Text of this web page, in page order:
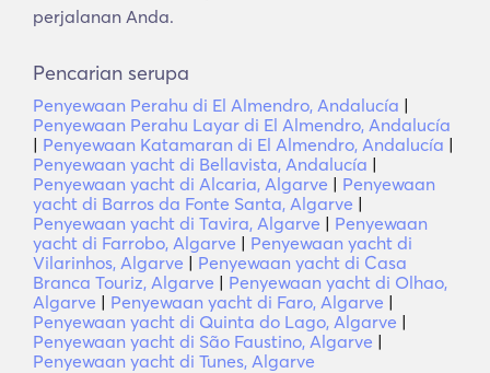
perjalanan Anda.
Pencarian serupa
Penyewaan Perahu di El Almendro, Andalucía |
Penyewaan Perahu Layar di El Almendro, Andalucía
| Penyewaan Katamaran di El Almendro, Andalucía |
Penyewaan yacht di Bellavista, Andalucía |
Penyewaan yacht di Alcaria, Algarve | Penyewaan
yacht di Barros da Fonte Santa, Algarve |
Penyewaan yacht di Tavira, Algarve | Penyewaan
yacht di Farrobo, Algarve | Penyewaan yacht di
Vilarinhos, Algarve | Penyewaan yacht di Casa
Branca Touriz, Algarve | Penyewaan yacht di Olhao,
Algarve | Penyewaan yacht di Faro, Algarve |
Penyewaan yacht di Quinta do Lago, Algarve |
Penyewaan yacht di São Faustino, Algarve |
Penyewaan yacht di Tunes, Algarve